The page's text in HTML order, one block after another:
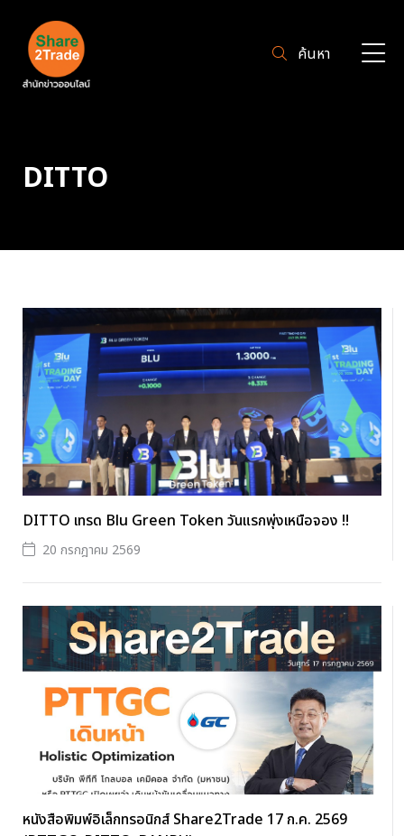
ค้นหา
DITTO
DITTO เทรด Blu Green Token วันแรกพุ่งเหนือจอง !!
20 กรกฎาคม 2569
หนังสือพิมพ์อิเล็กทรอนิกส์ Share2Trade 17 ก.ค. 2569